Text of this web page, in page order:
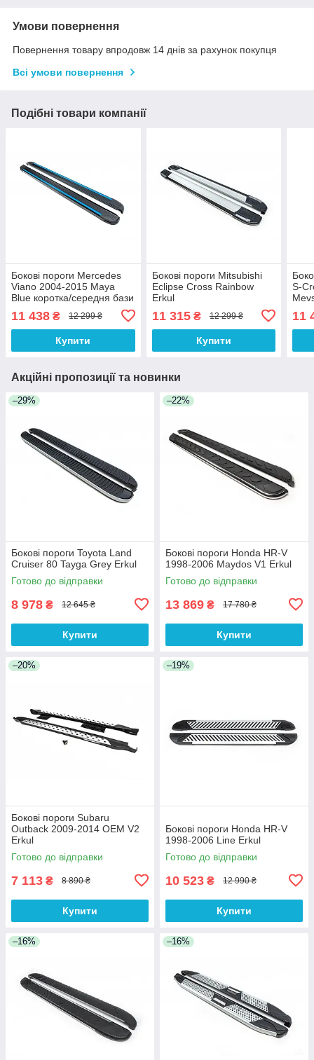
Умови повернення
Повернення товару впродовж 14 днів за рахунок покупця
Всі умови повернення
Подібні товари компанії
Бокові пороги Mercedes
Viano 2004-2015 Maya
Blue коротка/середня бази
11 438 ₴ 12 299 ₴
Купити
Бокові пороги Mitsubishi
Eclipse Cross Rainbow
Erkul
11 315₴ 12 299 ₴
Купити
S-
11
Акційні пропозиції та новинки
–29%
Бокові пороги Toyota Land
Cruiser 80 Tayga Grey Erkul
Готово до відправки
8 978 ₴ 12 645 ₴
Купити
–22%
Бокові пороги Honda HR-V
1998-2006 Maydos V1 Erkul
Готово до відправки
13 869 ₴ 17 780 ₴
Купити
–20%
Бокові пороги Subaru
Outback 2009-2014 OEM V2
Erkul
Готово до відправки
7 113 ₴ 8 890 ₴
Купити
–19%
Бокові пороги Honda HR-V
1998-2006 Line Erkul
Готово до відправки
10 523 ₴ 12 990 ₴
Купити
–16% –16%